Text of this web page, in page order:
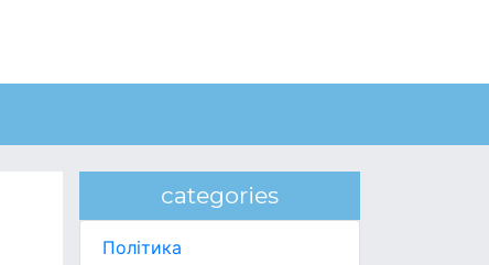
categories
Політика